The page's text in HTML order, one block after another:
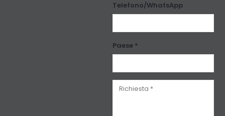
Telefono/WhatsApp
Paese *